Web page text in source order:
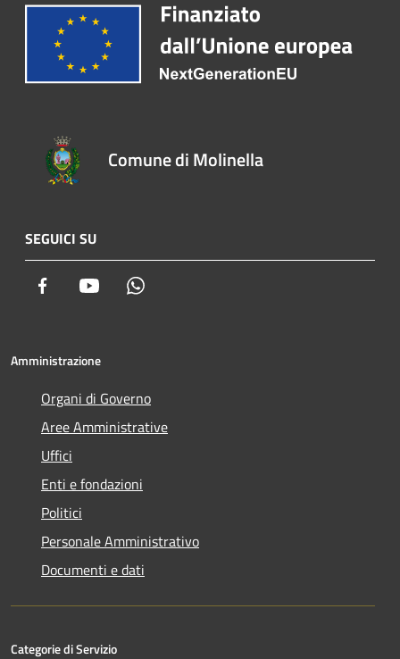
Comune di Molinella
SEGUICI SU
Facebook Youtube
Amministrazione
Organi di Governo
Aree Amministrative
Uffici
Enti e fondazioni
Politici
Personale Amministrativo
Documenti e dati
Categorie di Servizio